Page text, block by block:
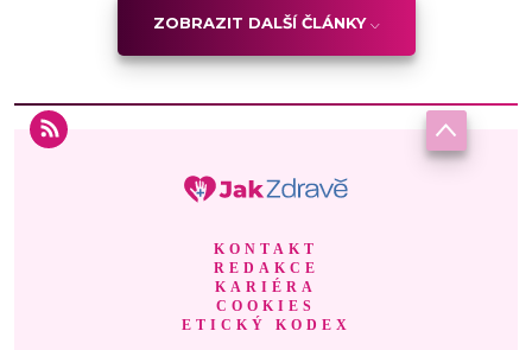
ZOBRAZIT DALŠÍ ČLÁNKY
KONTAKT
REDAKCE
KARIÉRA
COOKIES
ETICKÝ KODEX